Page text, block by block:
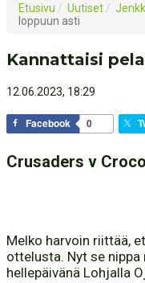
Etusivu / Uutiset /
loppuun asti
Kannattaisi
12.06.2023, 18:29
Facebook 0
Crusaders v
Melko harvoin riittää,
ottelusta. Nyt se
hellepäivänä Lohjalla